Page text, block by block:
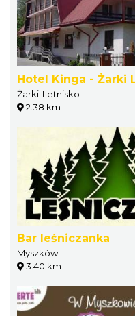
Hotel Kinga - Żarki
Żarki-Letnisko
2.38 km
Bar leśniczanka
Myszków
3.40 km